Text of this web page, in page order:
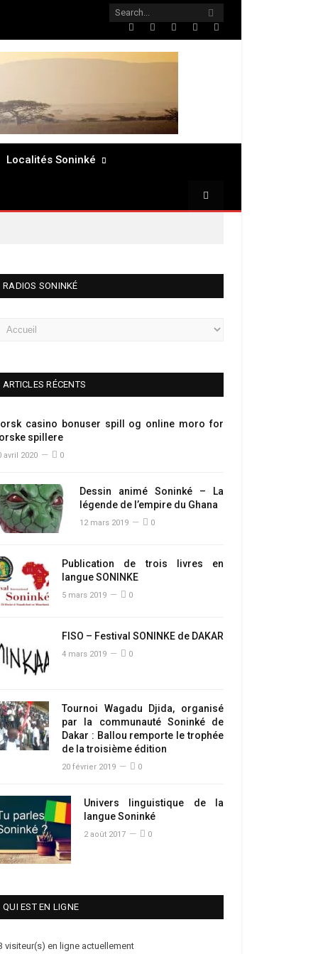
Twitter FacebookLinkedInPinterest
Localités Soninké
RADIOS SONINKÉ
ARTICLES RÉCENTS
casino bonuser spill og online moro for
spillere
avril 2020 0
Dessin animé Soninké – La
légende de l’empire du Ghana
12 mars 2019 0
Publication de trois livres en
langue SONINKE
5 mars 2019 0
FISO – Festival SONINKE de DAKAR
4 mars 2019 0
Tournoi Wagadu Djida, organisé
par la communauté Soninké de
Dakar : Ballou remporte le trophée
de la troisième édition
20 février 2019 0
Univers linguistique de la
langue Soninké
2 août 2017 0
QUI EST EN LIGNE
visiteur(s) en ligne actuellement